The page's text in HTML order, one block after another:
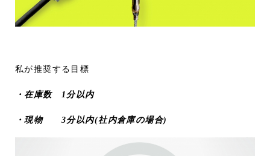
私が推奨する目標
・在庫数 1分以内
・現物 3分以内(社内倉庫の場合)